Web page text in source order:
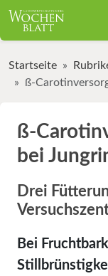
Startseite
ß-
ß-
bei
Drei
Bei